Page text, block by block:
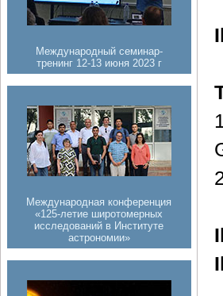
Международный семинар-
тренинг 12-13 июня 2023 г
Международная конференция
«125-летие широтомерных
исследований в Институте
астрономии»